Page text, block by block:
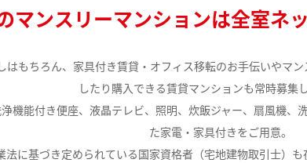
マンスリーマンションは全室ネ
はもちろん、家具付き賃貸・オフィス移転のお手伝いやマ
したり購入できる賃貸マンションも常時募集
機能付き便座、液晶テレビ、照明、炊飯ジャー、扇風機、
た家電・家具付きをご用意。
法に基づき定められている国家資格者（宅地建物取引士）も